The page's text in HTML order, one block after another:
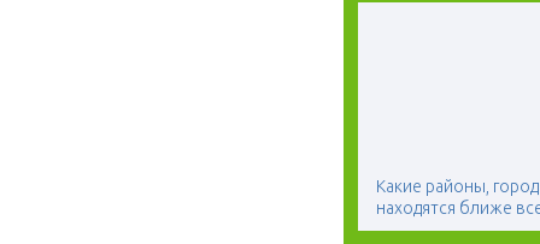
Какие районы,
находятся ближе